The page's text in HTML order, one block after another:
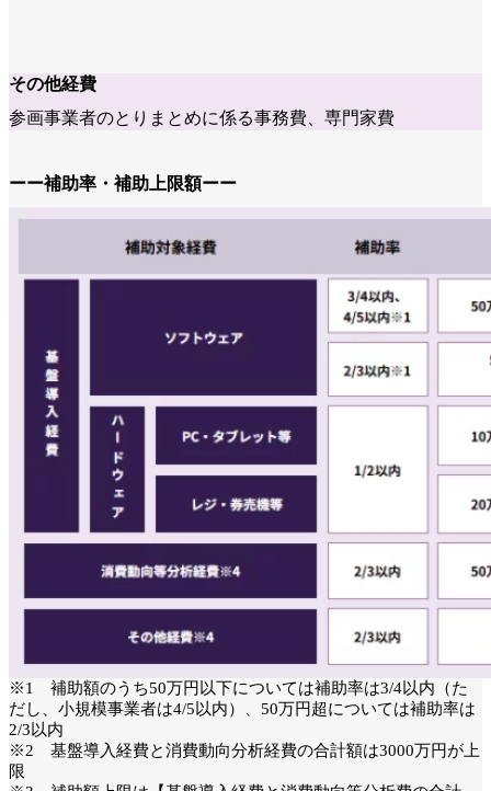
その他経費
参画事業者のとりまとめに係る事務費、専門家費
ーー補助率・補助上限額ーー
※1 補助額のうち50万円以下については補助率は3/4以内（た
だし、小規模事業者は4/5以内）、50万円超については補助率は
2/3以内
※2 基盤導入経費と消費動向分析経費の合計額は3000万円が上
限